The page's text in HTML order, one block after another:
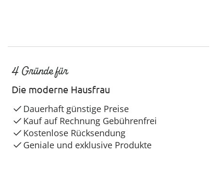
4 Gründe für
Die moderne Hausfrau
Dauerhaft günstige Preise
Kauf auf Rechnung Gebührenfrei
Kostenlose Rücksendung
Geniale und exklusive Produkte